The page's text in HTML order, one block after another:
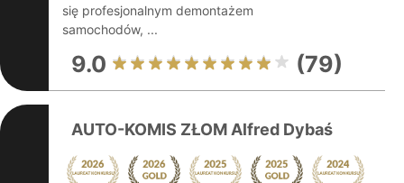
się profesjonalnym demontażem
samochodów, ...
9.0 (79)
AUTO-KOMIS ZŁOM Alfred Dybaś